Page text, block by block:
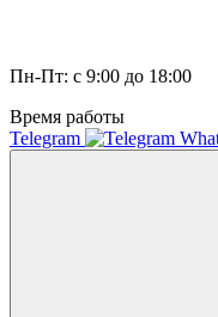
Пн-Пт: с 9:00 до 18:00
Время работы
Telegram